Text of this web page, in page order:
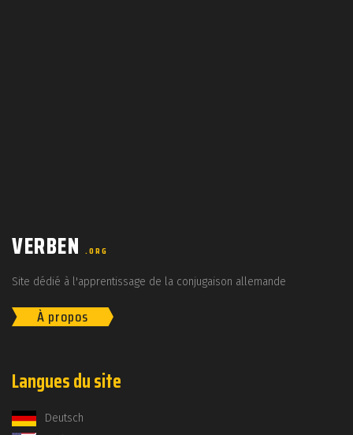
VERBEN .ORG
Site dédié à l'apprentissage de la conjugaison allemande
À propos
Langues du site
Deutsch